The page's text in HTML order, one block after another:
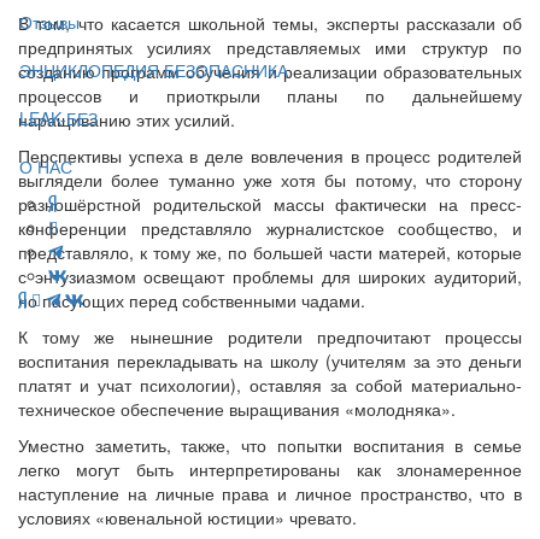
Отзывы
ЭНЦИКЛОПЕДИЯ БЕЗОПАСНИКА
LEAK-БЕЗ
О НАС
В том, что касается школьной темы, эксперты рассказали об
предпринятых усилиях представляемых ими структур по
созданию программ обучения и реализации образовательных
процессов и приоткрыли планы по дальнейшему
наращиванию этих усилий.
Перспективы успеха в деле вовлечения в процесс родителей
выглядели более туманно уже хотя бы потому, что сторону
разношёрстной родительской массы фактически на пресс-
конференции представляло журналистское сообщество, и
представляло, к тому же, по большей части матерей, которые
с энтузиазмом освещают проблемы для широких аудиторий,
но пасующих перед собственными чадами.
К тому же нынешние родители предпочитают процессы
воспитания перекладывать на школу (учителям за это деньги
платят и учат психологии), оставляя за собой материально-
техническое обеспечение выращивания «молодняка».
Уместно заметить, также, что попытки воспитания в семье
легко могут быть интерпретированы как злонамеренное
наступление на личные права и личное пространство, что в
условиях «ювенальной юстиции» чревато.